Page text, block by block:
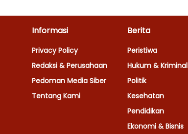
Informasi
Privacy Policy
Redaksi & Perusahaan
Pedoman Media Siber
Tentang Kami
Berita
Peristiwa
Hukum & Kriminal
Politik
Kesehatan
Pendidikan
Ekonomi & Bisnis